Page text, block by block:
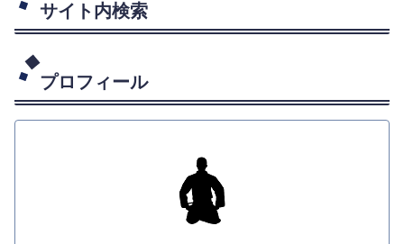
サイト内検索
プロフィール